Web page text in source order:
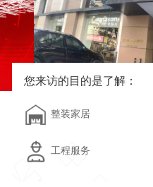
您来访的目的是了解：
整装家居
工程服务